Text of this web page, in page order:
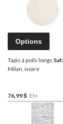
Options
Tapis à poils longs
Milan, ivoire
76,99 $ Et+